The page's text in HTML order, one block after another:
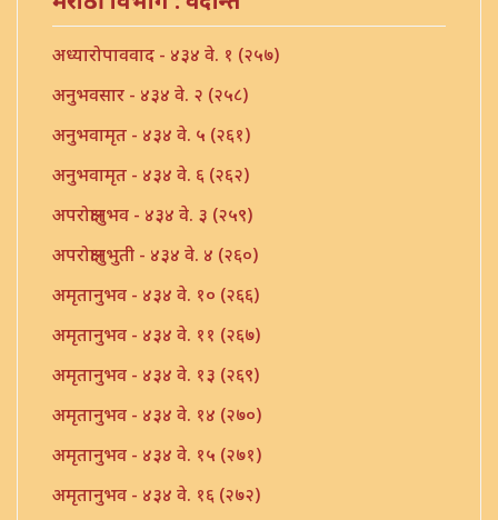
अध्यारोपाववाद - ४३४ वे. १ (२५७)
अनुभवसार - ४३४ वे. २ (२५८)
अनुभवामृत - ४३४ वे. ५ (२६१)
अनुभवामृत - ४३४ वे. ६ (२६२)
अपरोक्षानुभव - ४३४ वे. ३ (२५९)
अपरोक्षानुभुती - ४३४ वे. ४ (२६०)
अमृतानुभव - ४३४ वे. १० (२६६)
अमृतानुभव - ४३४ वे. ११ (२६७)
अमृतानुभव - ४३४ वे. १३ (२६९)
अमृतानुभव - ४३४ वे. १४ (२७०)
अमृतानुभव - ४३४ वे. १५ (२७१)
अमृतानुभव - ४३४ वे. १६ (२७२)